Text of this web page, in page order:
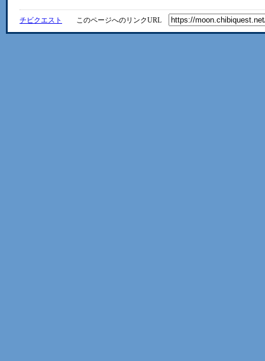
チビクエスト このページへのリンクURL